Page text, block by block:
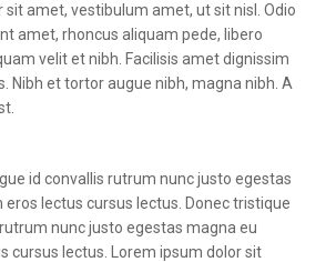
sit amet, vestibulum amet, ut sit nisl. Odio
amet, rhoncus aliquam pede, libero
velit et nibh. Facilisis amet dignissim
Nibh et tortor augue nibh, magna nibh. A
id convallis rutrum nunc justo egestas
lectus cursus lectus. Donec tristique
nunc justo egestas magna eu
cursus lectus. Lorem ipsum dolor sit